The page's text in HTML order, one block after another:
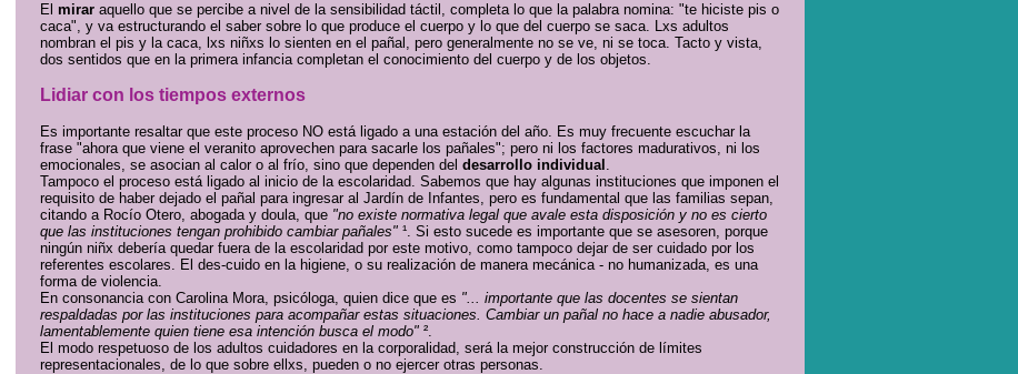
El mirar aquello que se percibe a nivel de la sensibilidad táctil, completa lo que la palabra nomina: "te hiciste pis o
caca", y va estructurando el saber sobre lo que produce el cuerpo y lo que del cuerpo se saca. Lxs adultos
nombran el pis y la caca, lxs niñxs lo sienten en el pañal, pero generalmente no se ve, ni se toca. Tacto y vista,
dos sentidos que en la primera infancia completan el conocimiento del cuerpo y de los objetos.
Lidiar con los tiempos externos
Es importante resaltar que este proceso NO está ligado a una estación del año. Es muy frecuente escuchar la
frase "ahora que viene el veranito aprovechen para sacarle los pañales"; pero ni los factores madurativos, ni los
emocionales, se asocian al calor o al frío, sino que dependen del desarrollo individual .
Tampoco el proceso está ligado al inicio de la escolaridad. Sabemos que hay algunas instituciones que imponen el
requisito de haber dejado el pañal para ingresar al Jardín de Infantes, pero es fundamental que las familias sepan,
citando a Rocío Otero, abogada y doula, que "no existe normativa legal que avale esta disposición y no es cierto
que las instituciones tengan prohibido cambiar pañales" ¹. Si esto sucede es importante que se asesoren, porque
ningún niñx debería quedar fuera de la escolaridad por este motivo, como tampoco dejar de ser cuidado por los
referentes escolares. El des-cuido en la higiene, o su realización de manera mecánica - no humanizada, es una
forma de violencia.
En consonancia con Carolina Mora, psicóloga, quien dice que es "... importante que las docentes se sientan
respaldadas por las instituciones para acompañar estas situaciones. Cambiar un pañal no hace a nadie abusador,
lamentablemente quien tiene esa intención busca el modo" ².
El modo respetuoso de los adultos cuidadores en la corporalidad, será la mejor construcción de límites
representacionales, de lo que sobre ellxs, pueden o no ejercer otras personas.